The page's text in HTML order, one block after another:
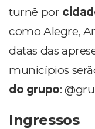
turnê por
como Alegre,
datas das
municípios
do grupo:
Ingressos